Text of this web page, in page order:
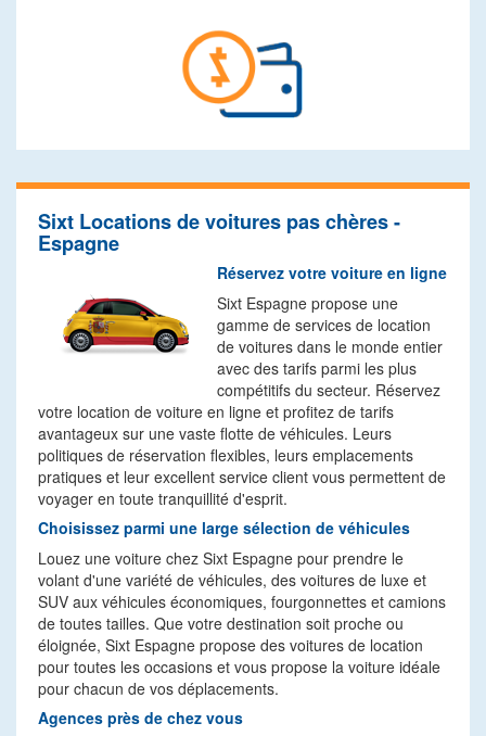
Sixt Locations de voitures pas chères -
Espagne
Réservez votre voiture en ligne
Sixt Espagne propose une
gamme de services de location
de voitures dans le monde entier
avec des tarifs parmi les plus
compétitifs du secteur. Réservez
votre location de voiture en ligne et profitez de tarifs
avantageux sur une vaste flotte de véhicules. Leurs
politiques de réservation flexibles, leurs emplacements
pratiques et leur excellent service client vous permettent de
voyager en toute tranquillité d'esprit.
Choisissez parmi une large sélection de véhicules
Louez une voiture chez Sixt Espagne pour prendre le
volant d'une variété de véhicules, des voitures de luxe et
SUV aux véhicules économiques, fourgonnettes et camions
de toutes tailles. Que votre destination soit proche ou
éloignée, Sixt Espagne propose des voitures de location
pour toutes les occasions et vous propose la voiture idéale
pour chacun de vos déplacements.
Agences près de chez vous